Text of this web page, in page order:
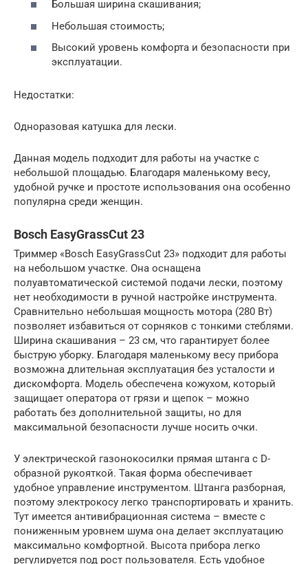
Большая ширина скашивания;
Небольшая стоимость;
Высокий уровень комфорта и безопасности при
эксплуатации.
Недостатки:
Одноразовая катушка для лески.
Данная модель подходит для работы на участке с
небольшой площадью. Благодаря маленькому весу,
удобной ручке и простоте использования она особенно
популярна среди женщин.
Bosch EasyGrassCut 23
Триммер «Bosch EasyGrassCut 23» подходит для работы
на небольшом участке. Она оснащена
полуавтоматической системой подачи лески, поэтому
нет необходимости в ручной настройке инструмента.
Сравнительно небольшая мощность мотора (280 Вт)
позволяет избавиться от сорняков с тонкими стеблями.
Ширина скашивания – 23 см, что гарантирует более
быструю уборку. Благодаря маленькому весу прибора
возможна длительная эксплуатация без усталости и
дискомфорта. Модель обеспечена кожухом, который
защищает оператора от грязи и щепок – можно
работать без дополнительной защиты, но для
максимальной безопасности лучше носить очки.
У электрической газонокосилки прямая штанга с D-
образной рукояткой. Такая форма обеспечивает
удобное управление инструментом. Штанга разборная,
поэтому электрокосу легко транспортировать и хранить.
Тут имеется антивибрационная система – вместе с
пониженным уровнем шума она делает эксплуатацию
максимально комфортной. Высота прибора легко
регулируется под рост пользователя. Есть удобное